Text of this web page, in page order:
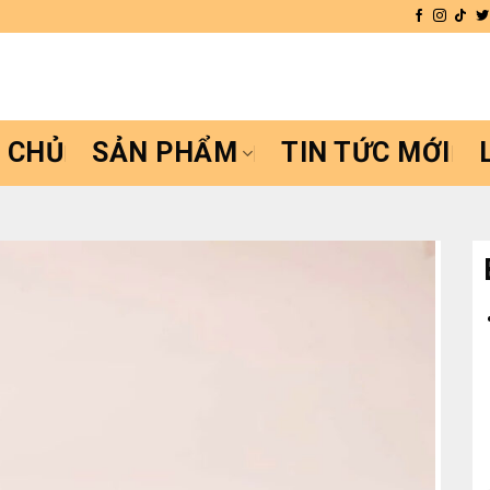
SẢN PHẨM TIN TỨC MỚI